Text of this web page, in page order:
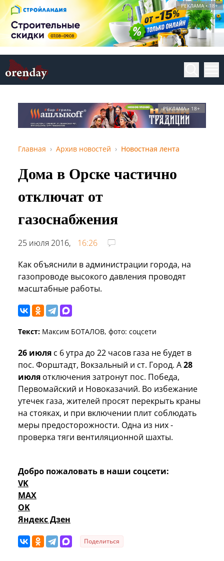
РЕКЛАМА • 18+
РЕКЛАМА • 18+
Главная Архив новостей Новостная лента
Дома в Орске частично
отключат от
газоснабжения
25 июля 2016,
16:26
Как объяснили в администрации города, на
газопроводе высокого давления проводят
масштабные работы.
Текст: Максим БОТАЛОВ, фото: соцсети
26 июля с 6 утра до 22 часов газа не будет в
пос. Форштадт, Вокзальный и ст. Город. А28
июля отключения затронут пос. Победа,
Первомайский и Новоказачий. Во избежание
утечек газа, жителей просят перекрыть краны
на стояках, и при включении плит соблюдать
меры предосторожности. Одна из них -
проверка тяги вентиляционной шахты.
Добро пожаловать в наши соцсети:
VK
MAX
OK
Яндекс Дзен
Поделиться